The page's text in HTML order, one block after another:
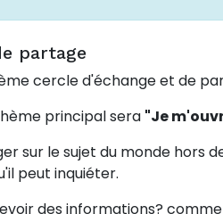
partage
cercle d'échange et de
principal sera "Je
sur le sujet du monde hors
peut inquiéter.
des informations?